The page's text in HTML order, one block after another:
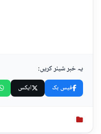
یہ خبر شیئر کریں:
فیس بک ایکس